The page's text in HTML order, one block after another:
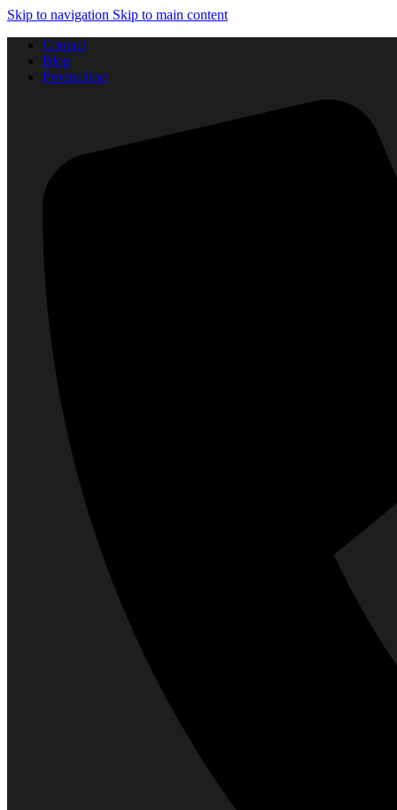
Skip to navigation Skip to main content
Contact
Blog
Producători